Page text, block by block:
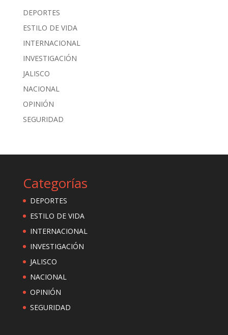
DEPORTES
ESTILO DE VIDA
INTERNACIONAL
INVESTIGACIÓN
JALISCO
NACIONAL
OPINIÓN
SEGURIDAD
Categorías
DEPORTES
ESTILO DE VIDA
INTERNACIONAL
INVESTIGACIÓN
JALISCO
NACIONAL
OPINIÓN
SEGURIDAD